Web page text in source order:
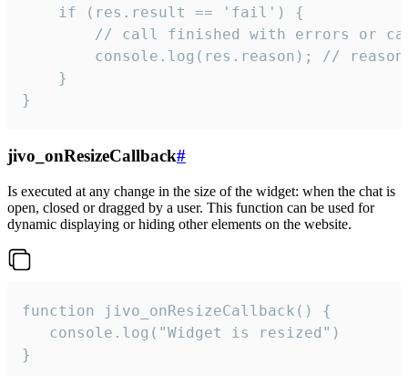
    if (res.result == 'fail') {
// call finished with errors or
console.log(res.reason); //
    }
}
jivo_onResizeCallback#
Is executed at any change in the size of the widget: when the chat is
open, closed or dragged by a user. This function can be used for
dynamic displaying or hiding other elements on the website.
function jivo_onResizeCallback() {
   console.log("Widget is resized")
}